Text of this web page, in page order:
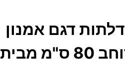
ארון עליון 2 דלתות דגם אמנון
AMNON ברוחב 80 ס"מ מבית